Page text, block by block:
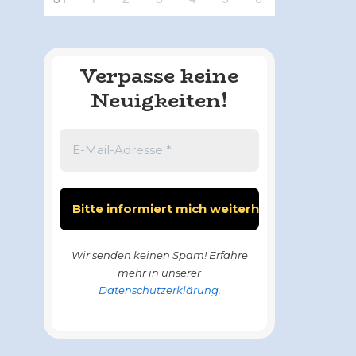
Verpasse keine
Neuigkeiten!
Wir senden keinen Spam! Erfahre
mehr in unserer
Datenschutzerklärung.